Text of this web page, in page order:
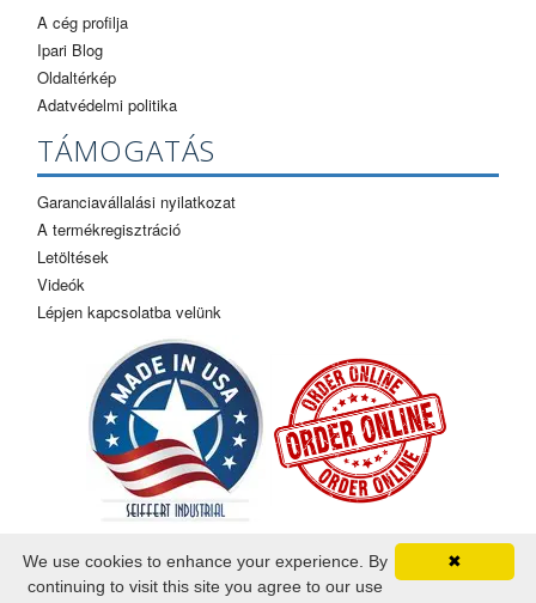
A cég profilja
Ipari Blog
Oldaltérkép
Adatvédelmi politika
TÁMOGATÁS
Garanciavállalási nyilatkozat
A termékregisztráció
Letöltések
Videók
Lépjen kapcsolatba velünk
©2026 Ipari Seiffert. Minden jog fenntartva.
✖
We use cookies to enhance your experience. By
continuing to visit this site you agree to our use